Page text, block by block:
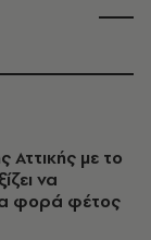
με το
να
φορά φέτος